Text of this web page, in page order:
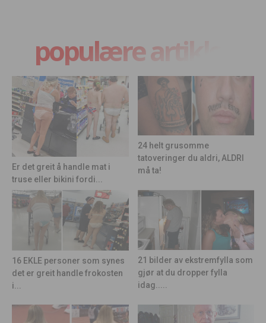
populære artikler
Er det greit å handle mat i
truse eller bikini fordi...
24 helt grusomme
tatoveringer du aldri, ALDRI
må ta!
16 EKLE personer som synes
det er greit handle frokosten
i...
21 bilder av ekstremfylla som
gjør at du dropper fylla
idag.....